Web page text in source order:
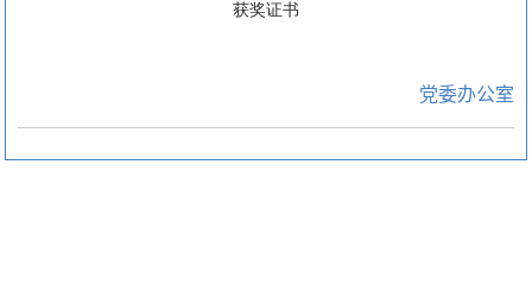
获奖证书
党委办公室